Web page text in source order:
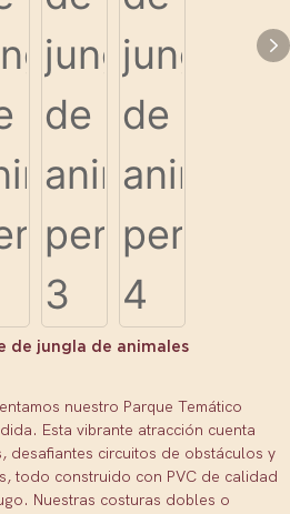
de jungla de animales
nuestro Parque Temático
Esta vibrante atracción cuenta
desafiantes circuitos de obstáculos y
todo construido con PVC de calidad
Nuestras costuras dobles o